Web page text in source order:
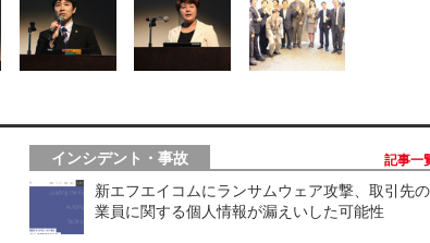
インシデント・事故 記事一
新エフエイコムにランサムウェア攻撃、取引先
業員に関する個人情報が漏えいした可能性